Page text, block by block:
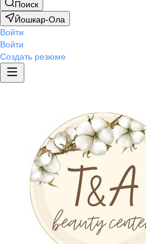
Поиск
Йошкар-Ола
Войти
Войти
Создать резюме